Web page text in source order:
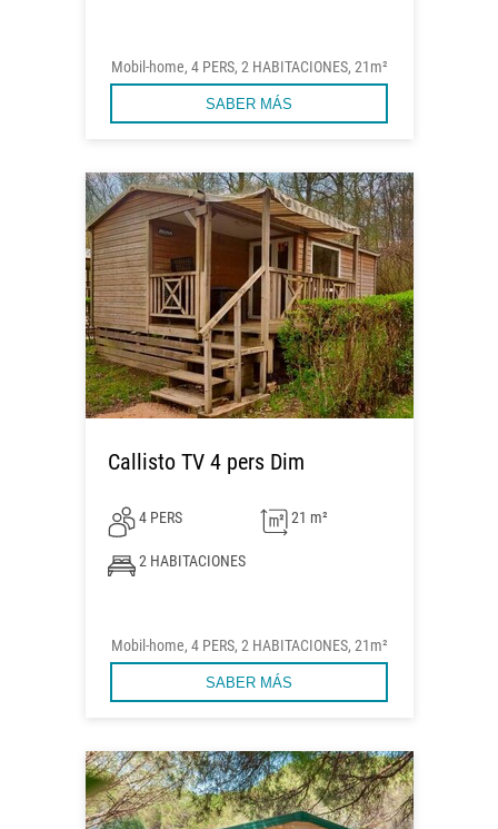
Mobil-home, 4 PERS, 2 HABITACIONES, 21m²
SABER MÁS
Callisto TV 4 pers Dim
4 PERS 21 m²
2 HABITACIONES
Mobil-home, 4 PERS, 2 HABITACIONES, 21m²
SABER MÁS